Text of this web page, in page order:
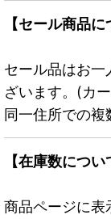
【セール商品に
セール品はお
ざいます。(カ
同一住所での複
【在庫数につい
商品ページに表